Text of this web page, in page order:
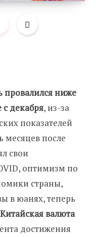
ниже
с декабря, из-за
показателей
месяцев после
свои
оптимизм по
страны,
в юанях, теперь
Китайская валюта
достижения